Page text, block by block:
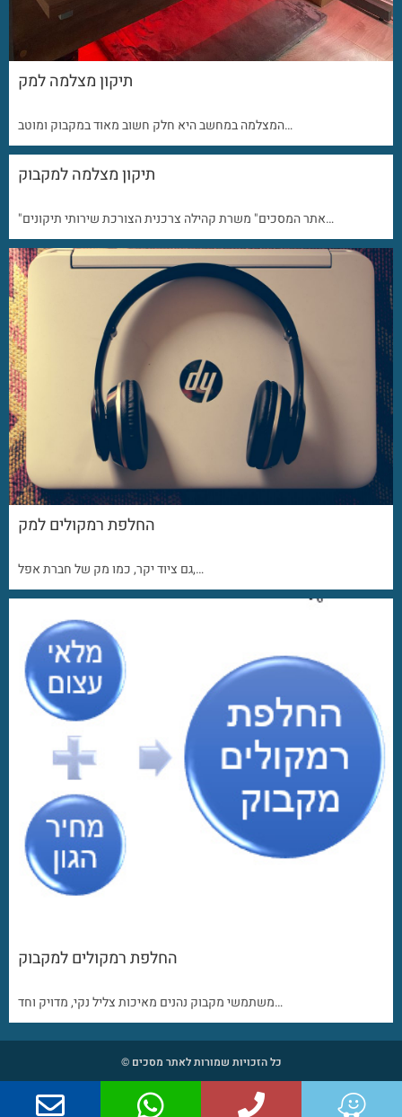
תיקון מצלמה למק
המצלמה במחשב היא חלק חשוב מאוד במקבוק ומוטב…
תיקון מצלמה למקבוק
"אתר המסכים" משרת קהילה צרכנית הצורכת שירותי תיקונים…
החלפת רמקולים למק
גם ציוד יקר, כמו מק של חברת אפל,…
החלפת רמקולים למקבוק
משתמשי מקבוק נהנים מאיכות צליל נקי, מדויק וחד…
כל הזכויות שמורות לאתר מסכים ©